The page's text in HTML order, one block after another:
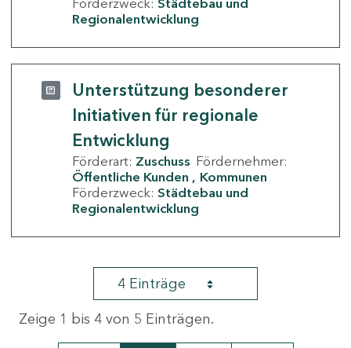
Förderzweck: Städtebau und
Regionalentwicklung
Unterstützung besonderer
Initiativen für regionale
Entwicklung
Förderart: Zuschuss Fördernehmer:
Öffentliche Kunden
Kommunen
Förderzweck: Städtebau und
Regionalentwicklung
4 Einträge
Zeige 1 bis 4 von 5 Einträgen.